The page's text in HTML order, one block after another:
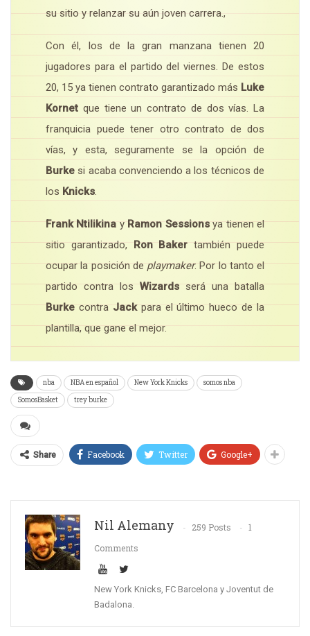
su sitio y relanzar su aún joven carrera.,
Con él, los de la gran manzana tienen 20
jugadores para el partido del viernes. De estos
20, 15 ya tienen contrato garantizado más Luke
Kornet que tiene un contrato de dos vías. La
franquicia puede tener otro contrato de dos
vías, y esta, seguramente se la opción de
Burke si acaba convenciendo a los técnicos de
los Knicks.
Frank Ntilikina y Ramon Sessionsya tienen el
sitio garantizado, Ron Baker también puede
ocupar la posición de playmaker. Por lo tanto el
partido contra los Wizards será una batalla
Burke contra Jackpara el último hueco de la
plantilla, que gane el mejor.
nba NBA en español New York Knicks
somos nba
SomosBasket
trey burke
Share Facebook Twitter Google+
Nil Alemany 259 Posts
1
Comments
New York Knicks, FC Barcelona y Joventut de
Badalona.